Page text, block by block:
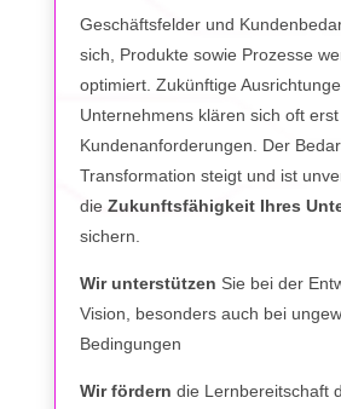
Geschäftsfelder und
sich, Produkte sowie Prozesse
optimiert. Zukünftige
Unternehmens klären sich oft
Kundenanforderungen. Der
Transformation steigt und ist
die Zukunftsfähigkeit Ihres
sichern.
Wir unterstützen Sie bei der
Vision, besonders auch bei
Bedingungen
Wir fördern die Lernbereitschaft